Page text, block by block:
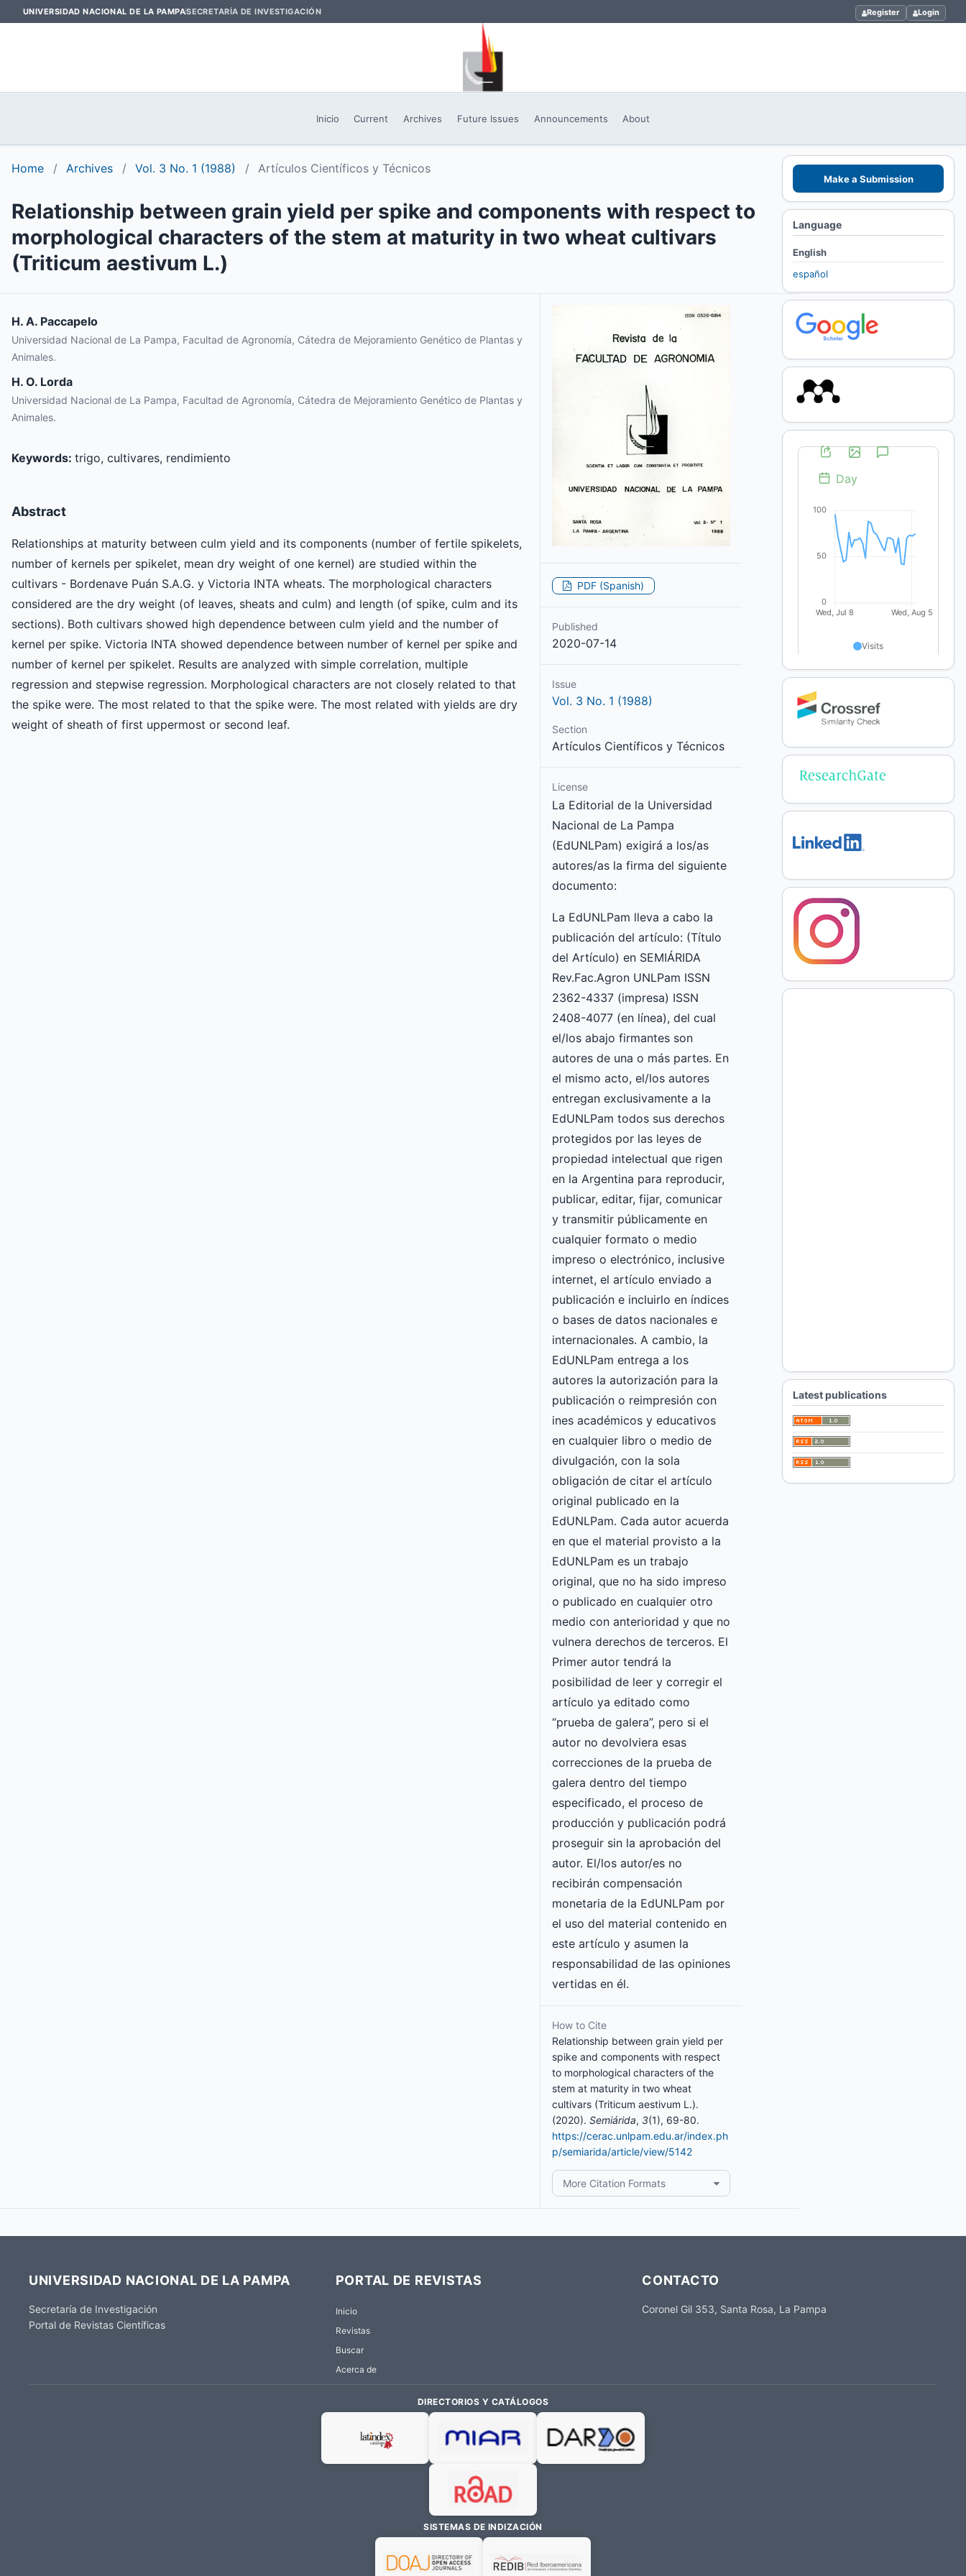
UNIVERSIDAD NACIONAL DE LA PAMPASECRETARÍA DE INVESTIGACIÓN Register Login
Inicio Current Archives Future Issues Announcements About
Home / Archives / Vol. 3 No. 1 (1988) / Artículos Científicos y Técnicos
Relationship between grain yield per spike and components with respect to
morphological characters of the stem at maturity in two wheat cultivars
(Triticum aestivum L.)
H. A. Paccapelo
Universidad Nacional de La Pampa, Facultad de Agronomía, Cátedra de Mejoramiento Genético de Plantas y
Animales.
H. O. Lorda
Universidad Nacional de La Pampa, Facultad de Agronomía, Cátedra de Mejoramiento Genético de Plantas y
Animales.
Keywords: trigo, cultivares, rendimiento
Abstract
Relationships at maturity between culm yield and its components (number of fertile spikelets,
number of kernels per spikelet, mean dry weight of one kernel) are studied within the
cultivars - Bordenave Puán S.A.G. y Victoria INTA wheats. The morphological characters
considered are the dry weight (of leaves, sheats and culm) and length (of spike, culm and its
sections). Both cultivars showed high dependence between culm yield and the number of
kernel per spike. Victoria lNTA showed dependence between number of kernel per spike and
number of kernel per spikelet. Results are analyzed with simple correlation, multiple
regression and stepwise regression. Morphological characters are not closely related to that
the spike were. The most related to that the spike were. The most related with yields are dry
weight of sheath of first uppermost or second leaf.
PDF (Spanish)
Published
2020-07-14
Issue
Vol. 3 No. 1 (1988)
Section
Artículos Científicos y Técnicos
License
La Editorial de la Universidad
Nacional de La Pampa
(EdUNLPam) exigirá a los/as
autores/as la firma del siguiente
documento:
La EdUNLPam lleva a cabo la
publicación del artículo: (Título
del Artículo) en SEMIÁRIDA
Rev.Fac.Agron UNLPam ISSN
2362-4337 (impresa) ISSN
2408-4077 (en línea), del cual
el/los abajo firmantes son
autores de una o más partes. En
el mismo acto, el/los autores
entregan exclusivamente a la
EdUNLPam todos sus derechos
protegidos por las leyes de
propiedad intelectual que rigen
en la Argentina para reproducir,
publicar, editar, fijar, comunicar
y transmitir públicamente en
cualquier formato o medio
impreso o electrónico, inclusive
internet, el artículo enviado a
publicación e incluirlo en índices
o bases de datos nacionales e
internacionales. A cambio, la
EdUNLPam entrega a los
autores la autorización para la
publicación o reimpresión con
ines académicos y educativos
en cualquier libro o medio de
divulgación, con la sola
obligación de citar el artículo
original publicado en la
EdUNLPam. Cada autor acuerda
en que el material provisto a la
EdUNLPam es un trabajo
original, que no ha sido impreso
o publicado en cualquier otro
medio con anterioridad y que no
vulnera derechos de terceros. El
Primer autor tendrá la
posibilidad de leer y corregir el
artículo ya editado como
“prueba de galera”, pero si el
autor no devolviera esas
correcciones de la prueba de
galera dentro del tiempo
especificado, el proceso de
producción y publicación podrá
proseguir sin la aprobación del
autor. El/los autor/es no
recibirán compensación
monetaria de la EdUNLPam por
el uso del material contenido en
este artículo y asumen la
responsabilidad de las opiniones
vertidas en él.
How to Cite
Relationship between grain yield per
spike and components with respect
to morphological characters of the
stem at maturity in two wheat
cultivars (Triticum aestivum L.).
(2020). Semiárida, 3(1), 69-80.
https://cerac.unlpam.edu.ar/index.ph
p/semiarida/article/view/5142
More Citation Formats
Make a Submission
Language
English
español
Latest publications
UNIVERSIDAD NACIONAL DE LA PAMPA
Secretaría de Investigación
Portal de Revistas Científicas
PORTAL DE REVISTAS
Inicio
Revistas
Buscar
Acerca de
CONTACTO
Coronel Gil 353, Santa Rosa, La Pampa
DIRECTORIOS Y CATÁLOGOS
SISTEMAS DE INDIZACIÓN